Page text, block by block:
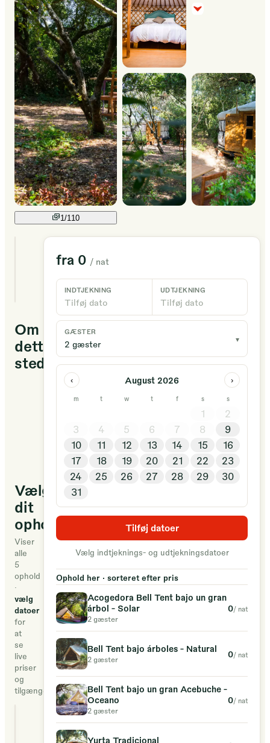
1/110
tilgængelige
Om
dette
sted
encontramos
una
hectárea,
donde
podrás
disfrutar
de
un
gran
espacio
y
al
mismo
tiempo
de
privacidad,
Vælg
dit
ophold
Viser
alle
5
ophold
·
vælg
datoer
for
at
se
live
priser
og
tilgængelighed
Acogedora Bell
fra 0 / nat
INDTJEKNING
Tilføj dato
UDTJEKNING
Tilføj dato
GÆSTER
2 gæster
▾
‹ August 2026 ›
m t w t f s s
1
2
3
4 5 6 7 8
9
10
11 12 13 14 15
16
17
18 19 20 21 22
23
24
25 26 27 28 29
30
31
Tilføj datoer
Vælg indtjeknings- og udtjekningsdatoer
Ophold her · sorteret efter pris
Acogedora Bell Tent bajo un gran
árbol - Solar
2 gæster
0/ nat
Bell Tent bajo árboles - Natural
2 gæster
0/ nat
Bell Tent bajo un gran Acebuche -
Oceano
2 gæster
0/ nat
Yurta Tradicional